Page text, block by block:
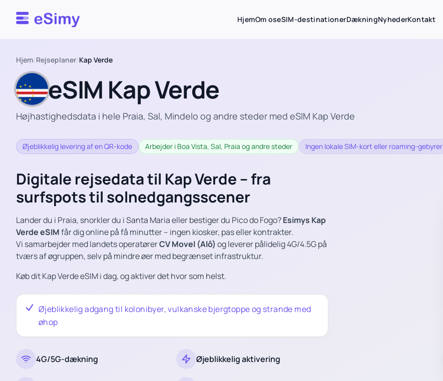
Esimy HjemOm oseSIM-destinationerDækningNyhederKontakt
Hjem/Rejseplaner/Kap Verde
eSIM Kap Verde
Højhastighedsdata i hele Praia, Sal, Mindelo og andre steder med eSIM Kap Verde
Øjeblikkelig levering af en QR-kode Arbejder i Boa Vista, Sal, Praia og andre steder Ingen lokale SIM-kort eller roaming-gebyrer
Digitale rejsedata til Kap Verde – fra
surfspots til solnedgangsscener
Lander du i Praia, snorkler du i Santa Maria eller bestiger du Pico do Fogo?Esimys Kap
Verde eSIMfår dig online på få minutter – ingen kiosker, pas eller kontrakter.
Vi samarbejder med landets operatørerCV Movel (Alô) og leverer pålidelig 4G/4.5G på
tværs af øgruppen, selv på mindre øer med begrænset infrastruktur.
Køb dit Kap Verde eSIM i dag, og aktiver det hvor som helst.
Øjeblikkelig adgang til kolonibyer, vulkanske bjergtoppe og strande med
øhop
4G/5G-dækning Øjeblikkelig aktivering